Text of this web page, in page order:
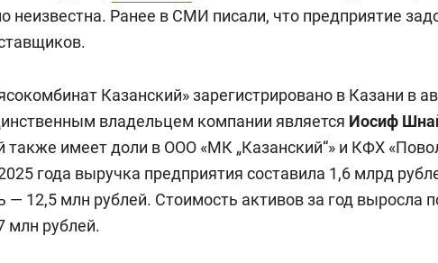
неизвестна. Ранее в СМИ писали, что предприятие
Казанский» зарегистрировано в Казани в
владельцем компании является Иосиф
также имеет доли в ООО «МК „Казанский“» и КФХ
года выручка предприятия составила 1,6 млрд
— 12,5 млн рублей. Стоимость активов за год выросла
млн рублей.